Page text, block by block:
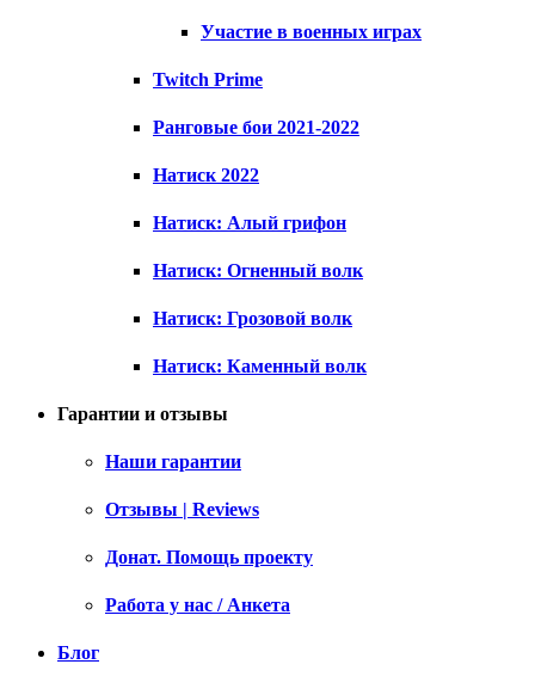
Участие в военных играх
Twitch Prime
Ранговые бои 2021-2022
Натиск 2022
Натиск: Алый грифон
Натиск: Огненный волк
Натиск: Грозовой волк
Натиск: Каменный волк
Гарантии и отзывы
Наши гарантии
Отзывы | Reviews
Донат. Помощь проекту
Работа у нас / Анкета
Блог